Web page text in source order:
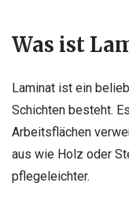
Was ist
Laminat ist ein
Schichten besteht.
Arbeitsflächen
aus wie Holz oder
pflegeleichter.